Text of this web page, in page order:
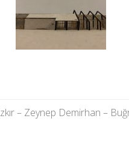
– Zeynep Demirhan –